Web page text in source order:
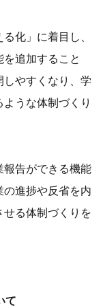
化」に着目し、
追加すること
やすくなり、学
うな体制づくり
報告ができる機能
の進捗や反省を内
る体制づくりを
て